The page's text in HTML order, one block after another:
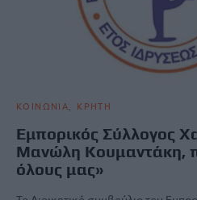
ΚΟΙΝΩΝΙΑ ΚΡΗΤΗ
Εμπορικός Σύλλογος
Μανώλη Κουμαντάκη,
όλους μας»